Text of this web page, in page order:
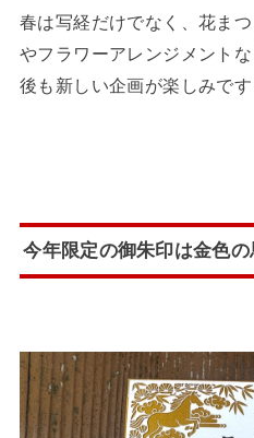
春は写経だけでなく、花ま
やフラワーアレンジメント
後も新しい企画が楽しみです
今年限定の御朱印は金色の